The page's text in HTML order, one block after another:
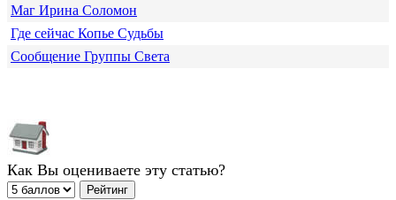
Маг Ирина Соломон
Где сейчас Копье Судьбы
Сообщение Группы Света
Как Вы оцениваете эту статью?